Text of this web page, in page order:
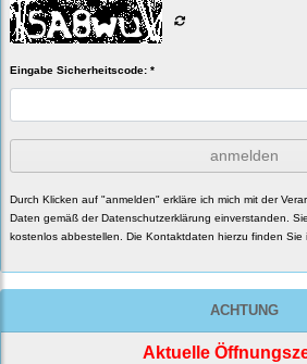
Eingabe Sicherheitscode: *
anmelden
Durch Klicken auf "anmelden" erkläre ich mich mit der
Daten gemäß der Datenschutzerklärung einverstanden.
kostenlos abbestellen. Die Kontaktdaten hierzu finden Sie
ACHTUNG
Aktuelle